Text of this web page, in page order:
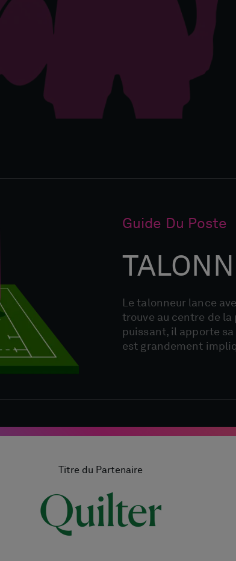
Guide Du Poste
Le talonneur lance
trouve au centre de
puissant, il apporte
est grandement
Titre du Partenaire